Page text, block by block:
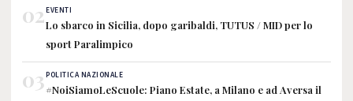
02EVENTI
Lo sbarco in Sicilia, dopo garibaldi, TUTUS / MID per lo
sport Paralimpico
03POLITICA NAZIONALE
#NoiSiamoLeScuole: Piano Estate, a Milano e ad Aversa il